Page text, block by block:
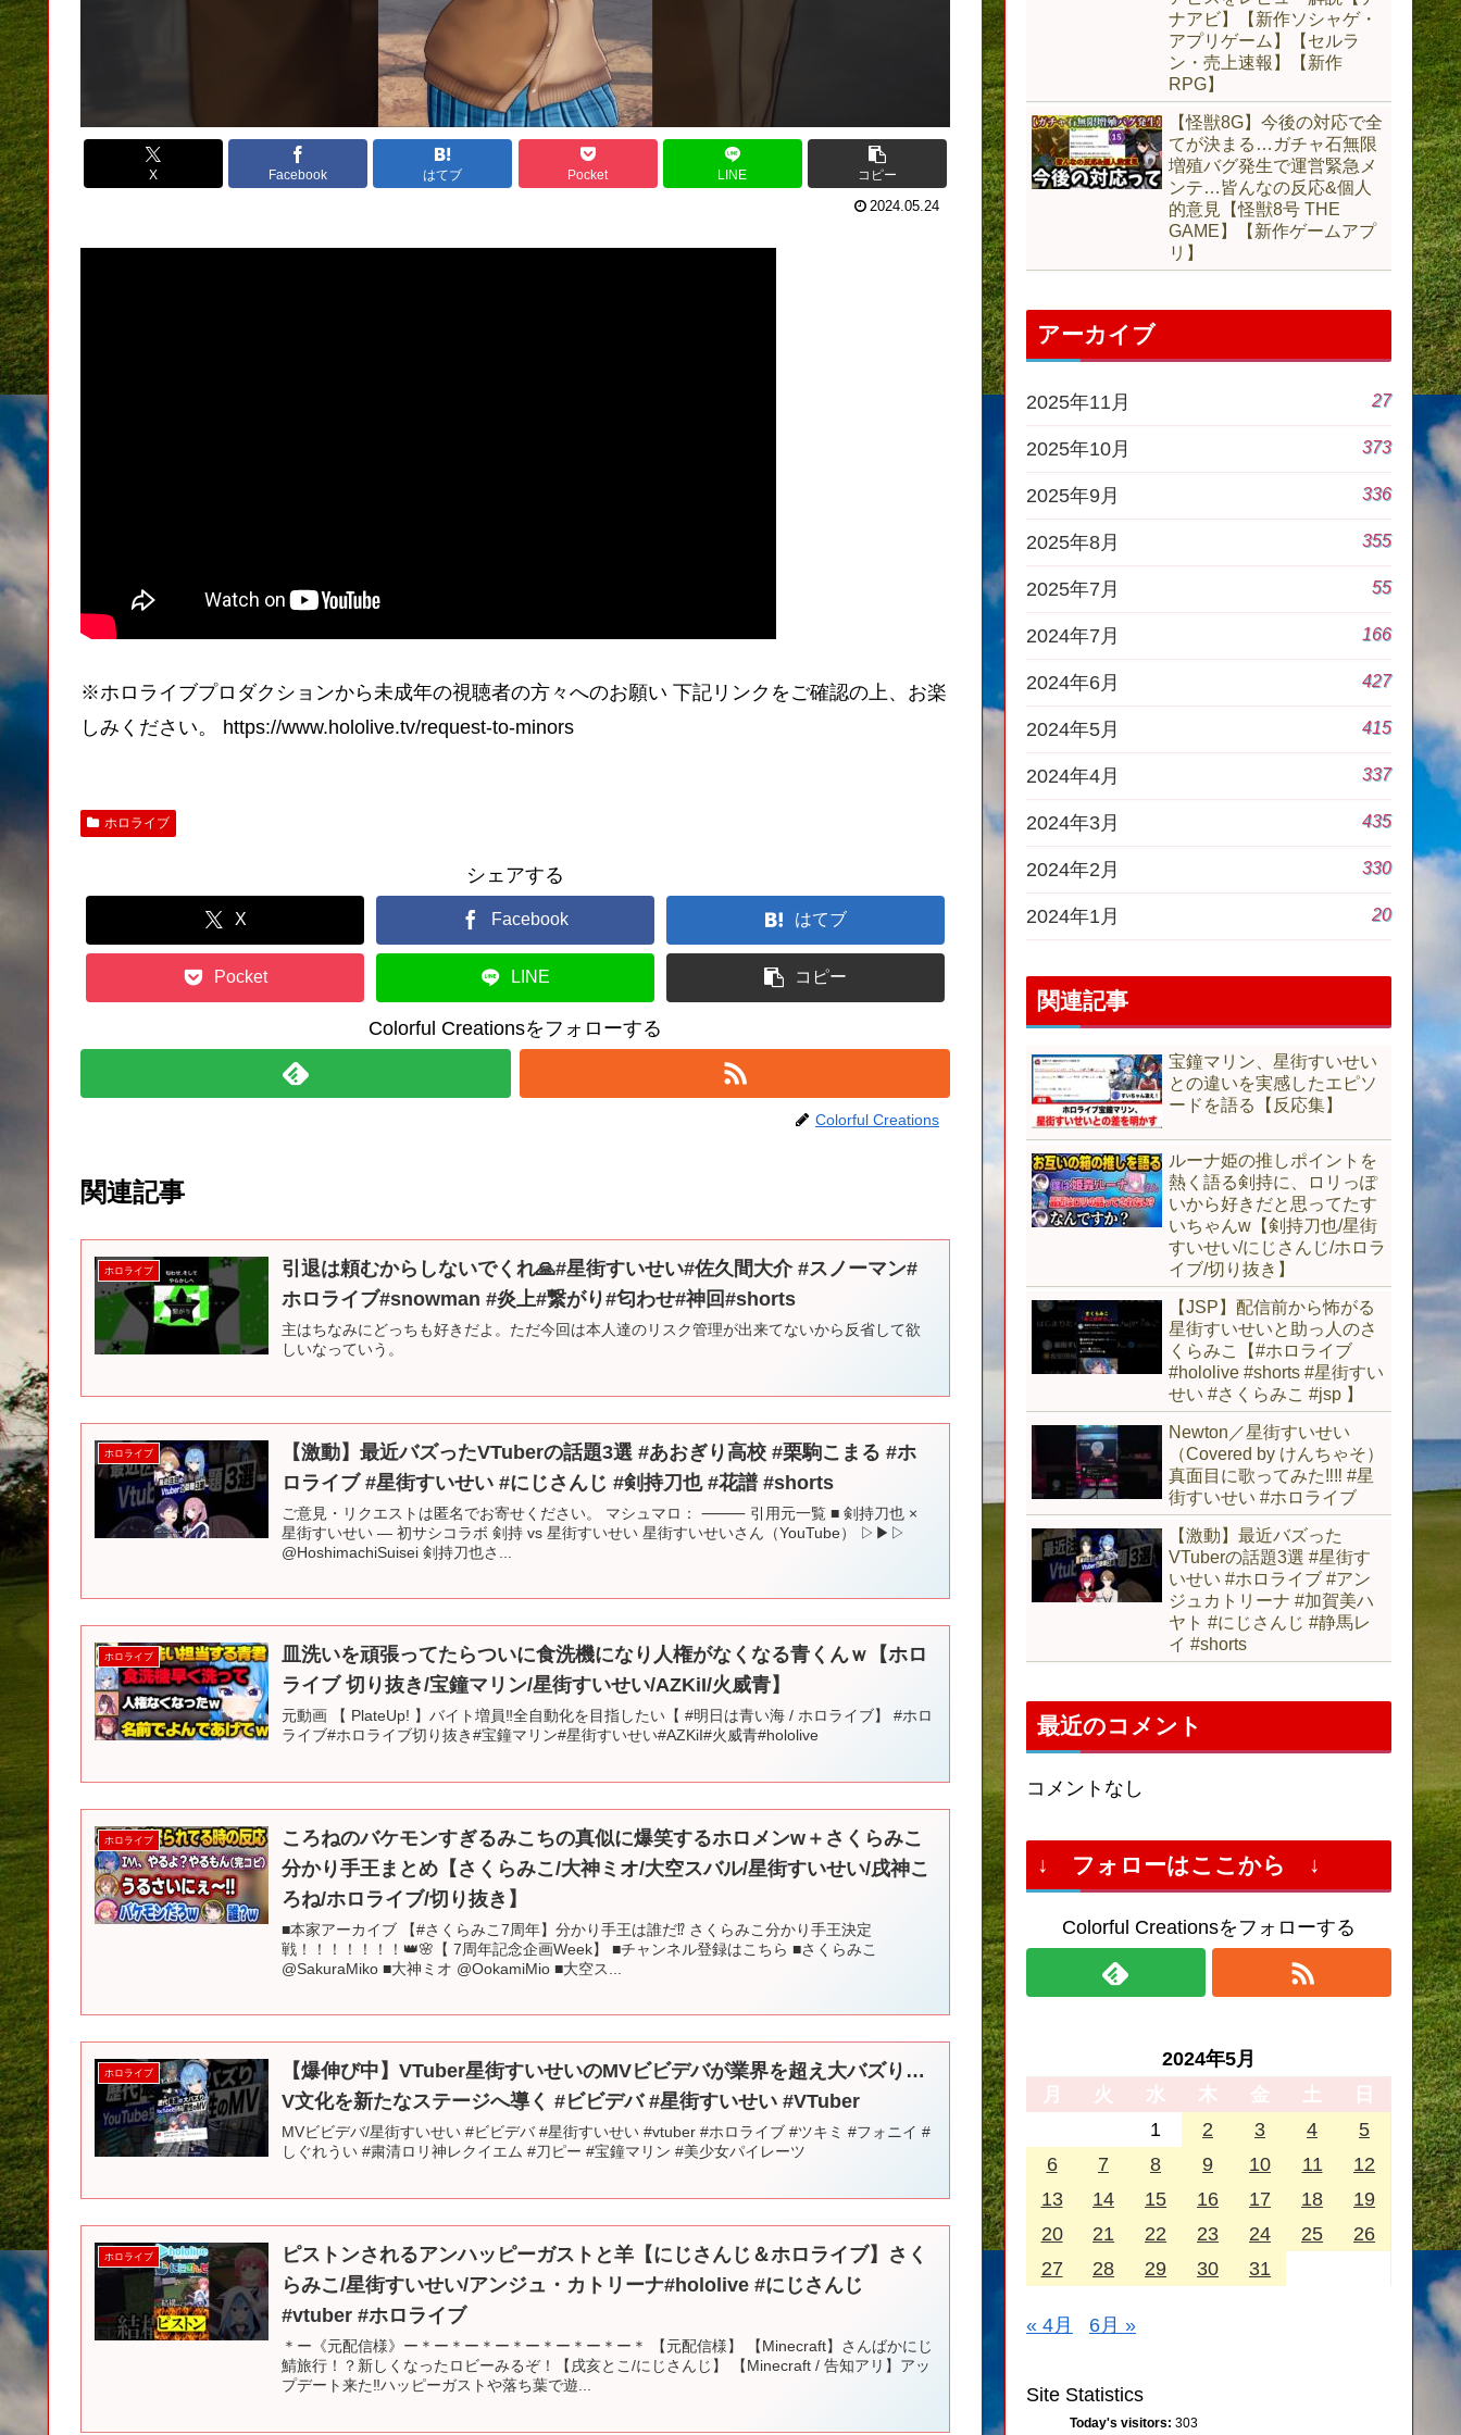
X Facebook はてブ Pocket LINE コピー
2024.05.24
※ホロライブプロダクションから未成年の視聴者の方々へのお願い 下記リンクをご確認の上、お楽
しみください。 https://www.hololive.tv/request-to-minors
ホロライブ
シェアする
X Facebook はてブ
Pocket LINE コピー
Colorful Creationsをフォローする
Colorful Creations
関連記事
ホロライブ
引退は頼むからしないでくれ🙏#星街すいせい#佐久間大介 #スノーマン#
ホロライブ#snowman #炎上#繋がり#匂わせ#神回#shorts
主はちなみにどっちも好きだよ。ただ今回は本人達のリスク管理が出来てないから反省して欲
しいなっていう。
ホロライブ
【激動】最近バズったVTuberの話題3選 #あおぎり高校 #栗駒こまる #ホ
ロライブ #星街すいせい #にじさんじ #剣持刀也 #花譜 #shorts
ご意見・リクエストは匿名でお寄せください。 マシュマロ： ⸻ 引用元一覧 ■ 剣持刀也 ×
星街すいせい — 初サシコラボ 剣持 vs 星街すいせい 星街すいせいさん（YouTube） ▷▶▷
@HoshimachiSuisei 剣持刀也さ...
ホロライブ
皿洗いを頑張ってたらついに食洗機になり人権がなくなる青くんｗ【ホロ
ライブ 切り抜き/宝鐘マリン/星街すいせい/AZKiI/火威青】
元動画 【 PlateUp! 】バイト増員‼全自動化を目指したい【 #明日は青い海 / ホロライブ】 #ホロ
ライブ#ホロライブ切り抜き#宝鐘マリン#星街すいせい#AZKiI#火威青#hololive
ホロライブ
ころねのバケモンすぎるみこちの真似に爆笑するホロメンw＋さくらみこ
分かり手王まとめ【さくらみこ/大神ミオ/大空スバル/星街すいせい/戌神こ
ろね/ホロライブ/切り抜き】
■本家アーカイブ 【#さくらみこ7周年】分かり手王は誰だ⁉ さくらみこ分かり手王決定
戦！！！！！！！👑🌸【 7周年記念企画Week】 ■チャンネル登録はこちら ■さくらみこ
@SakuraMiko ■大神ミオ @OokamiMio ■大空ス...
ホロライブ
【爆伸び中】VTuber星街すいせいのMVビビデバが業界を超え大バズり…
V文化を新たなステージへ導く #ビビデバ #星街すいせい #VTuber
MVビビデバ/星街すいせい #ビビデバ #星街すいせい #vtuber #ホロライブ #ツキミ #フォニイ #
しぐれうい #粛清ロリ神レクイエム #刀ピー #宝鐘マリン #美少女パイレーツ
ホロライブ
ピストンされるアンハッピーガストと羊【にじさんじ＆ホロライブ】さく
らみこ/星街すいせい/アンジュ・カトリーナ#hololive #にじさんじ
#vtuber #ホロライブ
＊ー《元配信様》ー＊ー＊ー＊ー＊ー＊ー＊ー＊ー＊ 【元配信様】 【Minecraft】さんばかにじ
鯖旅行！？新しくなったロビーみるぞ！【戌亥とこ/にじさんじ】 【Minecraft / 告知アリ】アッ
プデート来た‼ハッピーガストや落ち葉で遊...
ナアビ】【新作ソシャゲ・
アプリゲーム】【セルラ
ン・売上速報】【新作
RPG】
【怪獣8G】今後の対応で全
てが決まる…ガチャ石無限
増殖バグ発生で運営緊急メ
ンテ…皆んなの反応&個人
的意見【怪獣8号 THE
GAME】【新作ゲームアプ
リ】
アーカイブ
2025年11月 27
2025年10月 373
2025年9月 336
2025年8月 355
2025年7月 55
2024年7月 166
2024年6月 427
2024年5月 415
2024年4月 337
2024年3月 435
2024年2月 330
2024年1月 20
関連記事
宝鐘マリン、星街すいせい
との違いを実感したエピソ
ードを語る【反応集】
ルーナ姫の推しポイントを
熱く語る剣持に、ロリっぽ
いから好きだと思ってたす
いちゃんw【剣持刀也/星街
すいせい/にじさんじ/ホロラ
イブ/切り抜き】
【JSP】配信前から怖がる
星街すいせいと助っ人のさ
くらみこ【#ホロライブ
#hololive #shorts #星街すい
せい #さくらみこ #jsp 】
Newton／星街すいせい
（Covered by けんちゃそ）
真面目に歌ってみた‼︎‼︎ #星
街すいせい #ホロライブ
【激動】最近バズった
VTuberの話題3選 #星街す
いせい #ホロライブ #アン
ジュカトリーナ #加賀美ハ
ヤト #にじさんじ #静馬レ
イ #shorts
最近のコメント
コメントなし
↓ フォローはここから ↓
Colorful Creationsをフォローする
2024年5月
月
火 水 木 金 土
日
1
2 3 4
5
6
7 8 9 10 11
12
13
14 15 16 17 18
19
20
21 22 23 24 25
26
27
28 29 30 31
« 4月 6月 »
Site Statistics
Today's visitors: 303